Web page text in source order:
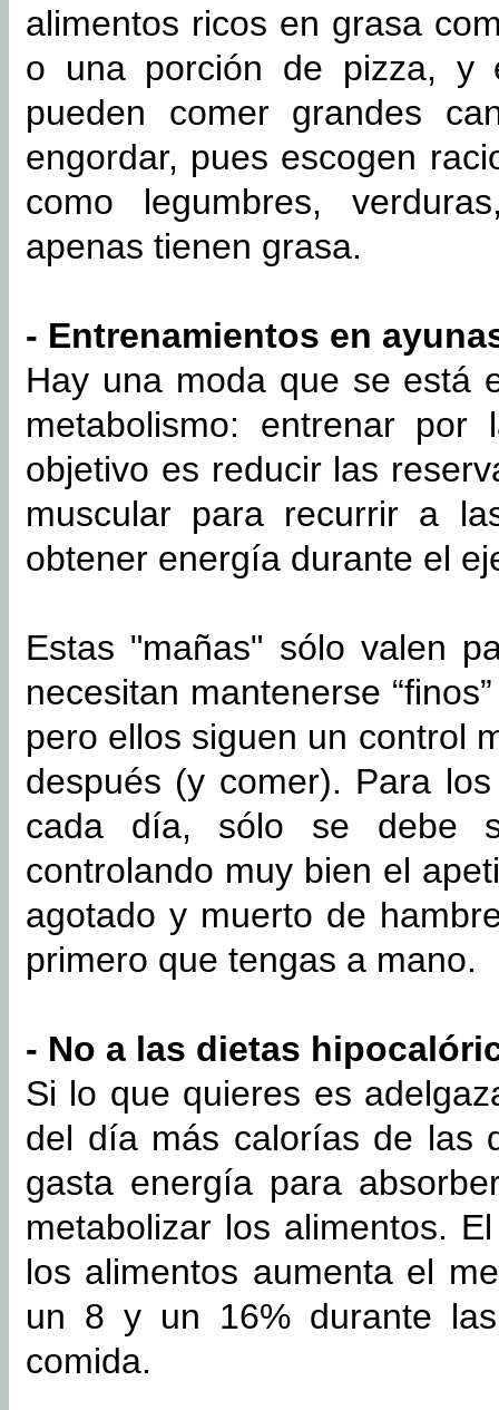
alimentos ricos en grasa
o una porción de pizza, y
pueden comer grandes
engordar, pues escogen
como legumbres,
apenas tienen grasa.
- Entrenamientos en
Hay una moda que se está
metabolismo: entrenar
objetivo es reducir las
muscular para recurrir a
obtener energía durante el
Estas "mañas" sólo valen
necesitan mantenerse
pero ellos siguen un control
después (y comer). Para
cada día, sólo se debe
controlando muy bien el
agotado y muerto de
primero que tengas a mano.
- No a las dietas
Si lo que quieres es
del día más calorías de las
gasta energía para
metabolizar los alimentos.
los alimentos aumenta el
un 8 y un 16% durante
comida.